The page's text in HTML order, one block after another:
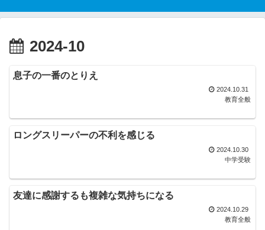
2024-10
息子の一番のとりえ
2024.10.31
教育全般
ロングスリーパーの不利を感じる
2024.10.30
中学受験
友達に感謝するも複雑な気持ちになる
2024.10.29
教育全般